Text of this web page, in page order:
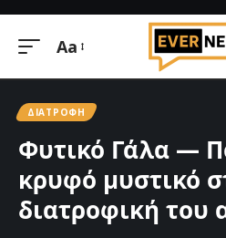
Μεγέθυνση
Aa
ΔΙΑΤΡΟΦΉ
Φυτικό Γάλα —
κρυφό μυστικό
διατροφική του